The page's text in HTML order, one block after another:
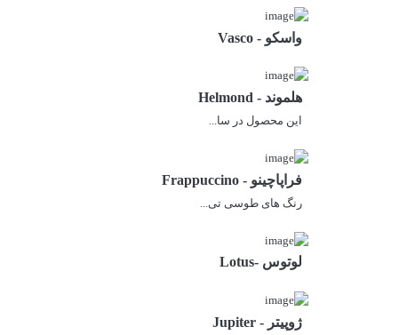
واسکو - Vasco
هلموند - Helmond
این محصول در سا...
فراپاچینو - Frappuccino
رنگ های طوسی تی...
لوتوس -Lotus
ژوپیتر - Jupiter